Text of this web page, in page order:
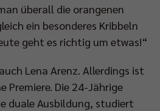
überall die orangenen
ein besonderes Kribbeln
geht es richtig um etwas!“
Lena Arenz. Allerdings ist
Premiere. Die 24-Jährige
duale Ausbildung, studiert